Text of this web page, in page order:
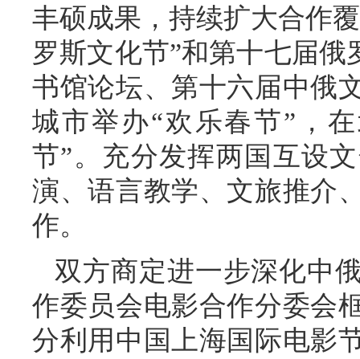
丰硕成果，持续扩大合作
罗斯文化节”和第十七届俄
书馆论坛、第十六届中俄
城市举办“欢乐春节”，
节”。充分发挥两国互设
演、语言教学、文旅推介
作。
双方商定进一步深化中
作委员会电影合作分委会
分利用中国上海国际电影